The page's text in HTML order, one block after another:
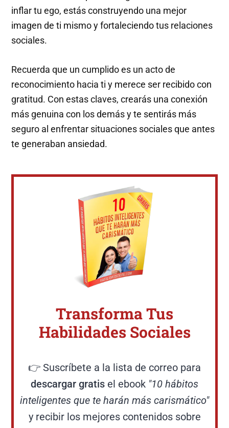
inflar tu ego, estás construyendo una mejor
imagen de ti mismo y fortaleciendo tus relaciones
sociales.
Recuerda que un cumplido es un acto de
reconocimiento hacia ti y merece ser recibido con
gratitud. Con estas claves, crearás una conexión
más genuina con los demás y te sentirás más
seguro al enfrentar situaciones sociales que antes
te generaban ansiedad.
Transforma Tus
Habilidades Sociales
👉 Suscríbete a la lista de correo para
descargar gratis el ebook "10 hábitos
inteligentes que te harán más carismático"
y recibir los mejores contenidos sobre